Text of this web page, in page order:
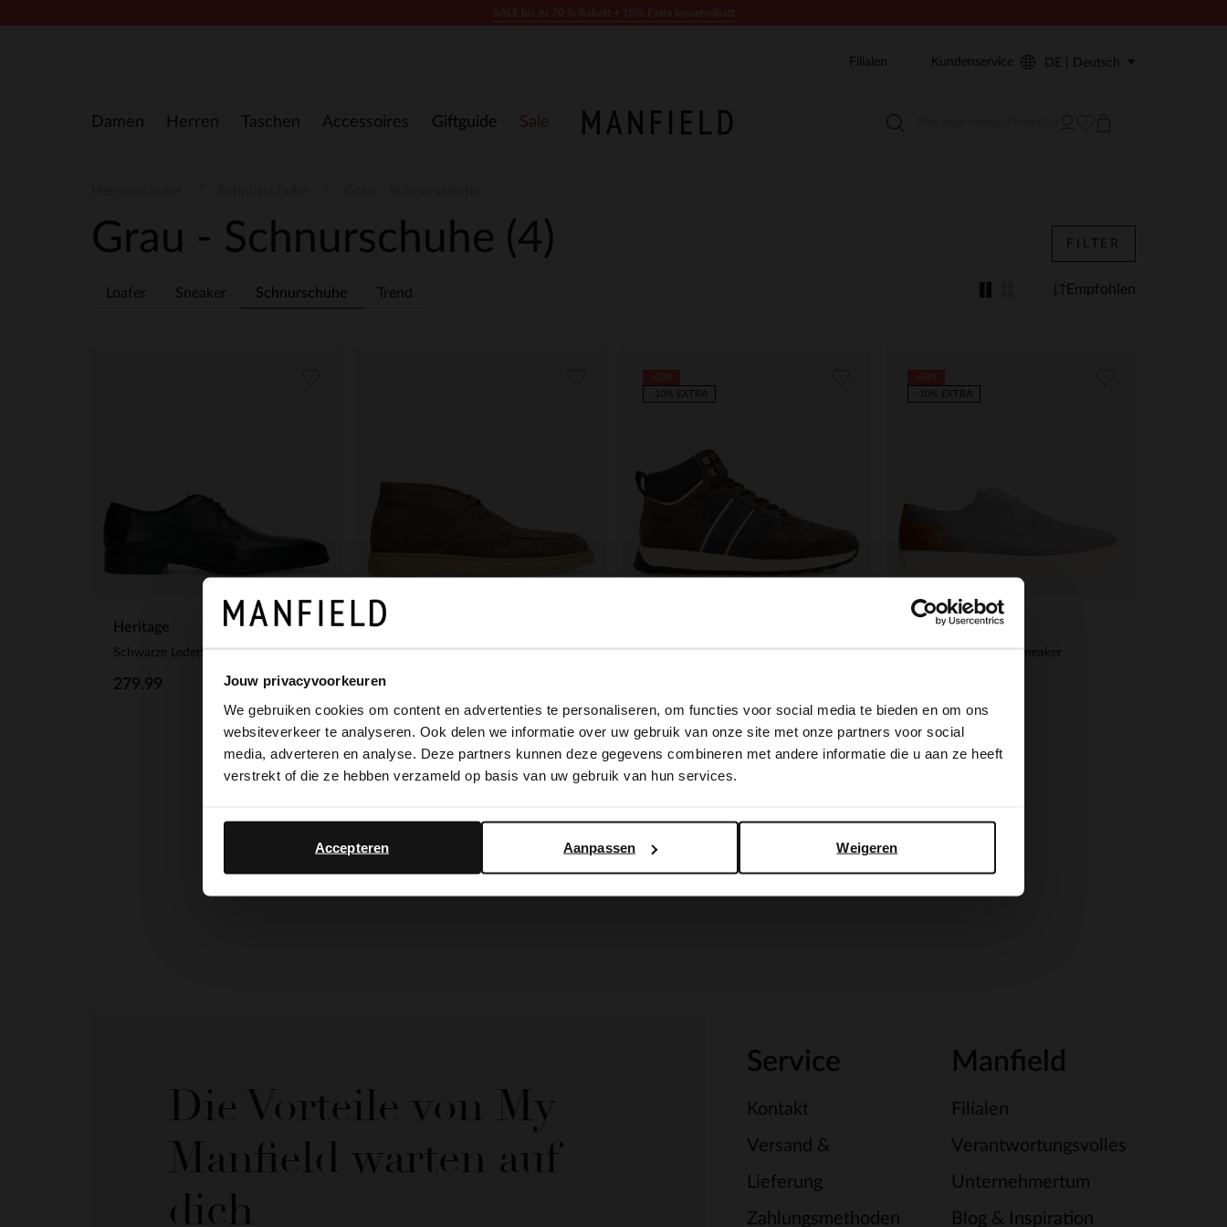
Jouw privacyvoorkeuren
We gebruiken cookies om content en advertenties te personaliseren, om functies voor social media te bieden en om ons
websiteverkeer te analyseren. Ook delen we informatie over uw gebruik van onze site met onze partners voor social
media, adverteren en analyse. Deze partners kunnen deze gegevens combineren met andere informatie die u aan ze heeft
verstrekt of die ze hebben verzameld op basis van uw gebruik van hun services.
Weigeren
Aanpassen
Accepteren
Damen Herren Taschen Accessoires Giftguide Sale
Filialen Kundenservice DE | Deutsch
Grau - Schnurschuhe (4)
Loafer Sneaker Schnurschuhe Trend
FILTER
Empfohlen
Heritage
Schwarze Lederschnürschuhe
279.99
Manfield
Graue Veloursleder-Schnürschuhe
139.99
Dunkelgraue Veloursleder-Schnürschuhe
-10% EXTRA
Manfield
Graue Veloursleder-Sneaker
-10% EXTRA
Die Vorteile von My
Manfield warten auf
dich
Service
Kontakt
Versand &
Lieferung
Zahlungsmethoden
Manfield
Filialen
Verantwortungsvolles
Unternehmertum
Blog & Inspiration
×
It looks like your language isn't Dutch. Would you like to